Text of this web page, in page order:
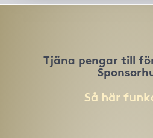
Tjäna pengar till
Så här